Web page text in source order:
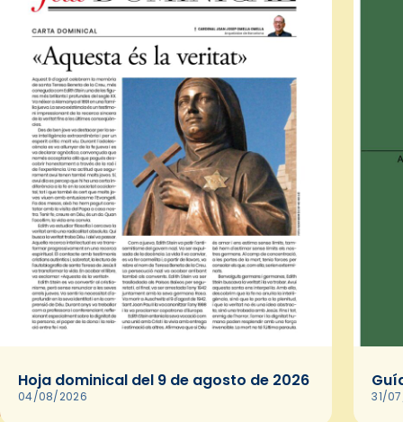
Hoja dominical del 9 de agosto de 2026
04/08/2026 31/